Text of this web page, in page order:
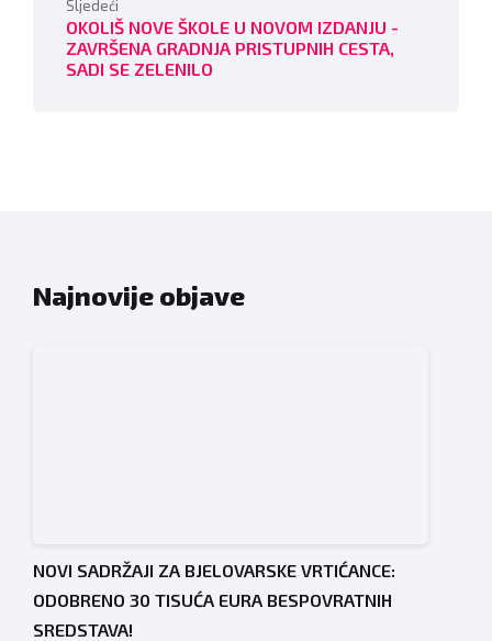
Sljedeći
OKOLIŠ NOVE ŠKOLE U NOVOM IZDANJU -
ZAVRŠENA GRADNJA PRISTUPNIH CESTA,
SADI SE ZELENILO
Najnovije objave
NOVI SADRŽAJI ZA BJELOVARSKE VRTIĆANCE:
ODOBRENO 30 TISUĆA EURA BESPOVRATNIH
SREDSTAVA!